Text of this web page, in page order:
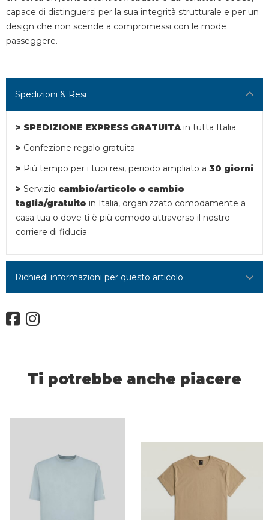
capace di distinguersi per la sua integrità strutturale e per un
design che non scende a compromessi con le mode
passeggere.
Spedizioni & Resi
> SPEDIZIONE EXPRESS GRATUITAin tutta Italia
> Confezione regalo gratuita
> Più tempo per i tuoi resi, periodo ampliato a 30 giorni
> Servizio cambio/articolo o cambio
taglia/gratuito in Italia, organizzato comodamente a
casa tua o dove ti è più comodo attraverso il nostro
corriere di fiducia
Richiedi informazioni per questo articolo
Ti potrebbe anche piacere